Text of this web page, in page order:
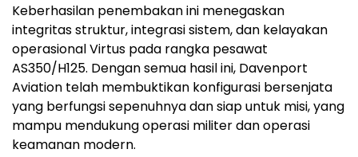
Keberhasilan penembakan ini menegaskan
integritas struktur, integrasi sistem, dan kelayakan
operasional Virtus pada rangka pesawat
AS350/H125. Dengan semua hasil ini, Davenport
Aviation telah membuktikan konfigurasi bersenjata
yang berfungsi sepenuhnya dan siap untuk misi, yang
mampu mendukung operasi militer dan operasi
keamanan modern.